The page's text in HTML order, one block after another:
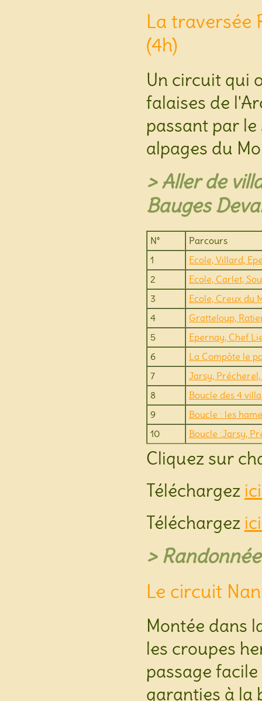
La traversée
(4h)
Un circuit qui
falaises de
passant par
alpages du
> Aller de
Bauges
N°
Parcours
1
Ecole, Villard,
2
Ecole, Carlet,
3
Ecole, Creux du
4
Gratteloup,
5
Epernay, Chef
6
La Compôte le
7
Jarsy,
8
Boucle des 4
9
Boucle : les
10
Boucle :Jarsy,
Cliquez sur
Téléchargez
Téléchargez
>
Le circuit
Montée dans
les croupes
passage
garanties à la